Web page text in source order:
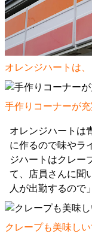
オレンジハートは、
手作りコーナーが充
オレンジハートは
に作るので味やラ
ジハートはクレー
て、店員さんに聞
人が出勤するので
クレープも美味しい